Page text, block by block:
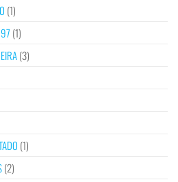
(1)
(1)
(3)
(1)
(2)